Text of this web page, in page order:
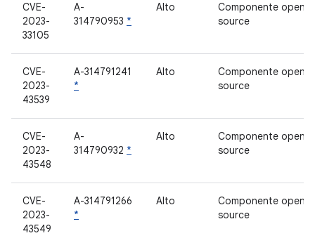
CVE-
2023-
33105
A-
314790953 *
Alto
Componente open
source
CVE-
2023-
43539
A-314791241
*
Alto
Componente open
source
CVE-
2023-
43548
A-
314790932 *
Alto
Componente open
source
CVE-
2023-
43549
A-314791266
*
Alto
Componente open
source